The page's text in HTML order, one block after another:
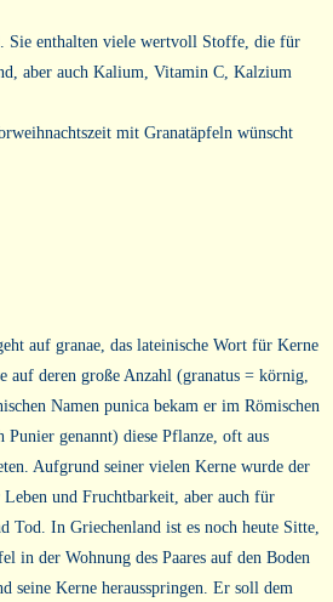
Sie enthalten viele wertvoll Stoffe, die für
aber auch Kalium, Vitamin C, Kalzium
mit Granatäpfeln wünscht
auf granae, das lateinische Wort für Kerne
auf deren große Anzahl (granatus = körnig,
Namen punica bekam er im Römischen
Punier genannt) diese Pflanze, oft aus
Aufgrund seiner vielen Kerne wurde der
und Fruchtbarkeit, aber auch für
Tod. In Griechenland ist es noch heute Sitte,
in der Wohnung des Paares auf den Boden
seine Kerne herausspringen. Er soll dem